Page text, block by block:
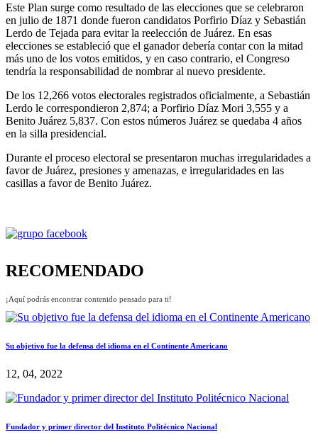
Este Plan surge como resultado de las elecciones que se celebraron
en julio de 1871 donde fueron candidatos Porfirio Díaz y Sebastián
Lerdo de Tejada para evitar la reelección de Juárez. En esas
elecciones se estableció que el ganador debería contar con la mitad
más uno de los votos emitidos, y en caso contrario, el Congreso
tendría la responsabilidad de nombrar al nuevo presidente.
De los 12,266 votos electorales registrados oficialmente, a Sebastián
Lerdo le correspondieron 2,874; a Porfirio Díaz Mori 3,555 y a
Benito Juárez 5,837. Con estos números Juárez se quedaba 4 años
en la silla presidencial.
Durante el proceso electoral se presentaron muchas irregularidades a
favor de Juárez, presiones y amenazas, e irregularidades en las
casillas a favor de Benito Juárez.
RECOMENDADO
¡Aquí podrás encontrar contenido pensado para ti!
Su objetivo fue la defensa del idioma en el Continente Americano
12, 04, 2022
Fundador y primer director del Instituto Politécnico Nacional